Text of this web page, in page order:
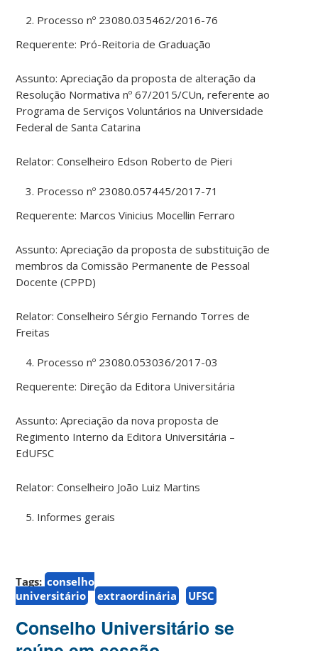
Processo nº 23080.035462/2016-76
Requerente: Pró-Reitoria de Graduação
Assunto: Apreciação da proposta de alteração da
Resolução Normativa nº 67/2015/CUn, referente ao
Programa de Serviços Voluntários na Universidade
Federal de Santa Catarina
Relator: Conselheiro Edson Roberto de Pieri
Processo nº 23080.057445/2017-71
Requerente: Marcos Vinicius Mocellin Ferraro
Assunto: Apreciação da proposta de substituição de
membros da Comissão Permanente de Pessoal
Docente (CPPD)
Relator: Conselheiro Sérgio Fernando Torres de
Freitas
Processo nº 23080.053036/2017-03
Requerente: Direção da Editora Universitária
Assunto: Apreciação da nova proposta de
Regimento Interno da Editora Universitária –
EdUFSC
Relator: Conselheiro João Luiz Martins
Informes gerais
Tags: conselho
universitário
extraordinária UFSC
Conselho Universitário se